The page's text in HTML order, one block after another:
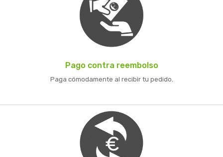
Pago contra reembolso
Paga cómodamente al recibir tu pedido.